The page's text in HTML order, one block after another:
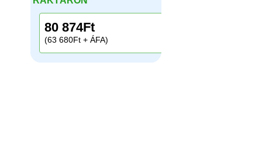
80 874Ft
(63 680Ft + ÁFA)